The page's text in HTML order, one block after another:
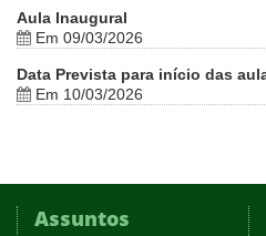
Aula Inaugural
Em 09/03/2026
Data Prevista para início das
Em 10/03/2026
Assuntos